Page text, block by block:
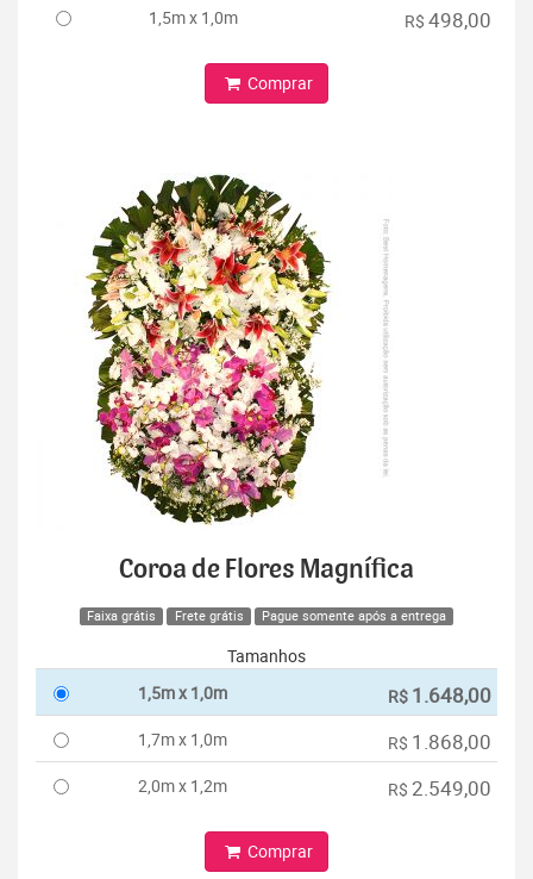
1,5m x 1,0m R$ 498,00
Comprar
Coroa de Flores Magnífica
Faixa grátis Frete grátis Pague somente após a entrega
Tamanhos
1,5m x 1,0m
R$ 1.648,00
1,7m x 1,0m R$ 1.868,00
2,0m x 1,2m R$ 2.549,00
Comprar